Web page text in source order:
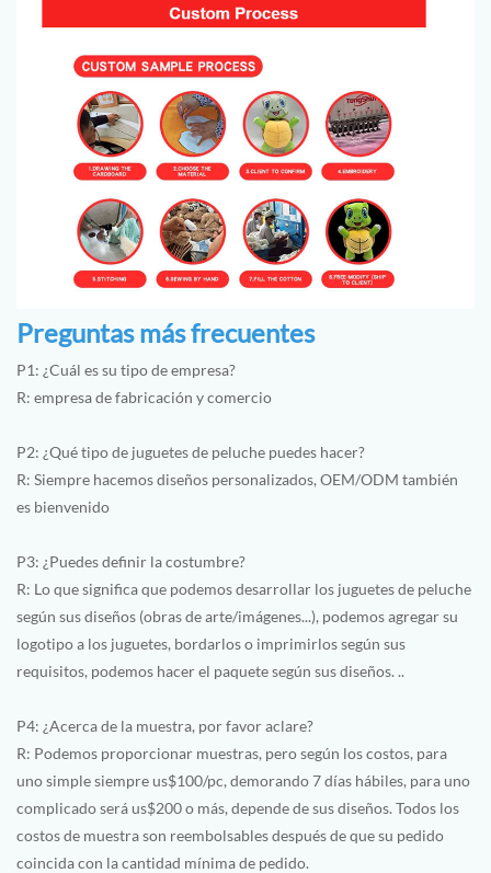
Preguntas más frecuentes
P1: ¿Cuál es su tipo de empresa?
R: empresa de fabricación y comercio
P2: ¿Qué tipo de juguetes de peluche puedes hacer?
R: Siempre hacemos diseños personalizados, OEM/ODM también
es bienvenido
P3: ¿Puedes definir la costumbre?
R: Lo que significa que podemos desarrollar los juguetes de peluche
según sus diseños (obras de arte/imágenes...), podemos agregar su
logotipo a los juguetes, bordarlos o imprimirlos según sus
requisitos, podemos hacer el paquete según sus diseños. ..
P4: ¿Acerca de la muestra, por favor aclare?
R: Podemos proporcionar muestras, pero según los costos, para
uno simple siempre us$100/pc, demorando 7 días hábiles, para uno
complicado será us$200 o más, depende de sus diseños. Todos los
costos de muestra son reembolsables después de que su pedido
coincida con la cantidad mínima de pedido.